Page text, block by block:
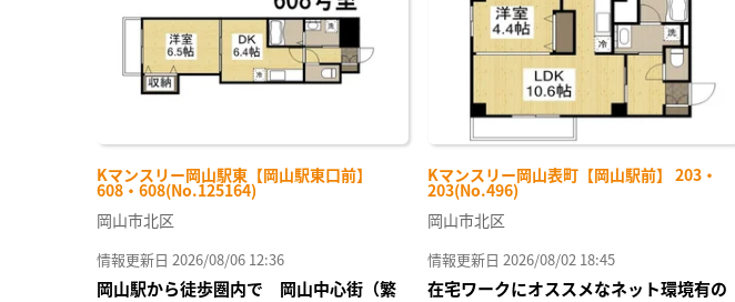
Kマンスリー岡山駅東【岡山駅東口前】
608・608(No.125164)
岡山市北区
情報更新日 2026/08/06 12:36
岡山駅から徒歩圏内で 岡山中心街（繁
Kマンスリー岡山表町【岡山駅前】 203・
203(No.496)
岡山市北区
情報更新日 2026/08/02 18:45
在宅ワークにオススメなネット環境有の